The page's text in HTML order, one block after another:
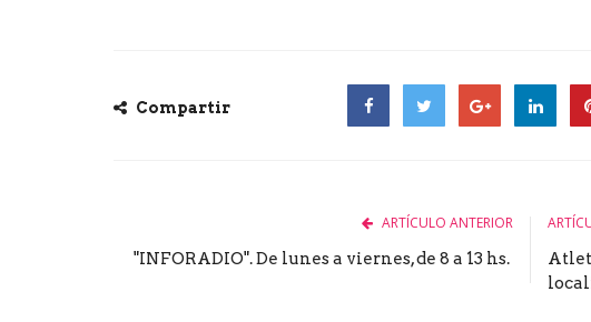
Compartir
ARTÍCULO ANTERIOR
"INFORADIO". De lunes a viernes, de 8 a 13 hs.